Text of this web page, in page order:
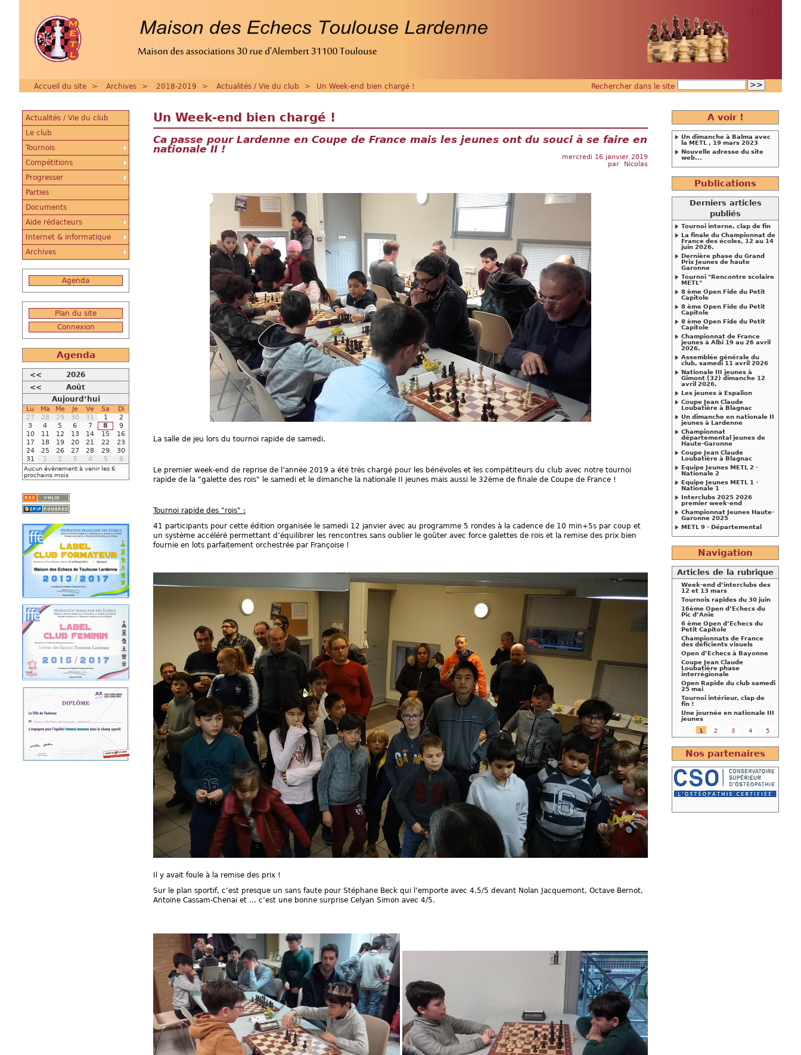
Rechercher dans le site
Accueil du site > Archives > 2018-2019 > Actualités / Vie du club > Un Week-end bien chargé !
Un Week-end bien chargé !
Ca passe pour Lardenne en Coupe de France mais les jeunes ont du souci à se faire en
nationale II !
mercredi 16 janvier 2019
par Nicolas
La salle de jeu lors du tournoi rapide de samedi.
Le premier week-end de reprise de l’année 2019 a été très chargé pour les bénévoles et les compétiteurs du club avec notre tournoi
rapide de la "galette des rois" le samedi et le dimanche la nationale II jeunes mais aussi le 32ème de finale de Coupe de France !
Tournoi rapide des "rois" :
41 participants pour cette édition organisée le samedi 12 janvier avec au programme 5 rondes à la cadence de 10 min+5s par coup et
un système accéléré permettant d’équilibrer les rencontres sans oublier le goûter avec force galettes de rois et la remise des prix bien
fournie en lots parfaitement orchestrée par Françoise !
Il y avait foule à la remise des prix !
Sur le plan sportif, c’est presque un sans faute pour Stéphane Beck qui l’emporte avec 4.5/5 devant Nolan Jacquemont, Octave Bernot,
Antoine Cassam-Chenai et ... c’est une bonne surprise Celyan Simon avec 4/5.
Actualités / Vie du club
Le club
Tournois
Compétitions
Progresser
Parties
Documents
Aide rédacteurs
Internet & informatique
Archives
Agenda
Plan du site
Connexion
Agenda
<<
2026
<<
Août
Aujourd’hui
Lu Ma Me Je Ve Sa
Di
27
28 29 30 31 1
2
3
4 5 6 7 8
9
10
11 12 13 14 15
16
17
18 19 20 21 22
23
24
25 26 27 28 29
30
31
1 2 3 4 5 6
Aucun évènement à venir les 6
prochains mois
A voir !
Un dimanche à Balma avec
la METL , 19 mars 2023
Nouvelle adresse du site
web...
Publications
Derniers articles
publiés
Tournoi interne, clap de fin
La finale du Championnat de
France des écoles, 12 au 14
juin 2026.
Dernière phase du Grand
Prix Jeunes de haute
Garonne
Tournoi "Rencontre scolaire
METL"
8 ème Open Fide du Petit
Capitole
8 ème Open Fide du Petit
Capitole
8 ème Open Fide du Petit
Capitole
Championnat de France
jeunes à Albi 19 au 26 avril
2026.
Assemblée générale du
club, samedi 11 avril 2026
Nationale III jeunes à
Gimont (32) dimanche 12
avril 2026.
Les jeunes à Espalion
Coupe Jean Claude
Loubatière à Blagnac
Un dimanche en nationale II
jeunes à Lardenne
Championnat
départemental jeunes de
Haute-Garonne
Coupe Jean Claude
Loubatière à Blagnac
Equipe Jeunes METL 2 -
Nationale 2
Equipe Jeunes METL 1 -
Nationale 1
Interclubs 2025 2026
premier week-end
Championnat Jeunes Haute-
Garonne 2025
METL 9 - Départemental
Navigation
Articles de la rubrique
Week-end d’interclubs des
12 et 13 mars
Tournois rapides du 30 juin
16ème Open d’Echecs du
Pic d’Anie
6 ème Open d’Echecs du
Petit Capitole
Championnats de France
des déficients visuels
Open d’Echecs à Bayonne
Coupe Jean Claude
Loubatière phase
interrégionale
Open Rapide du club samedi
25 mai
Tournoi intérieur, clap de
fin !
Une journée en nationale III
jeunes
1
2 3 4 5
Nos partenaires